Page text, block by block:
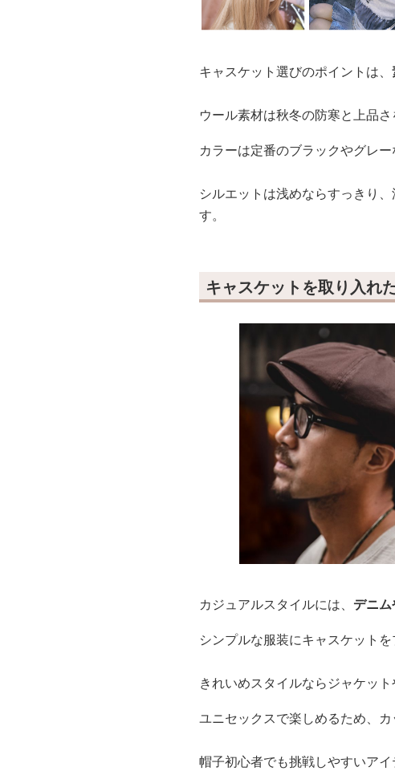
キャスケット選びのポイントは、
ウール素材は秋冬の防寒と上品
カラーは定番のブラックやグレ
シルエットは浅めならすっきり
す。
キャスケットを取り入れ
カジュアルスタイルには、 デニ
シンプルな服装にキャスケット
きれいめスタイルならジャケッ
ユニセックスで楽しめるため、
帽子初心者でも挑戦しやすいアイ